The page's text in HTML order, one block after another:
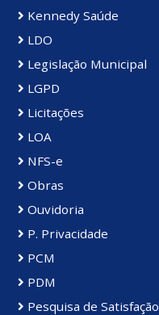
Kennedy Saúde
LDO
Legislação Municipal
LGPD
Licitações
LOA
NFS-e
Obras
Ouvidoria
P. Privacidade
PCM
PDM
Pesquisa de Satisfação